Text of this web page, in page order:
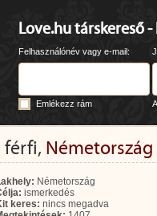
Love.hu társkereső
Felhasználónév vagy e-mail:
Emlékezz rám
férfi, Németország
Németország
ismerkedés
keres: nincs megadva